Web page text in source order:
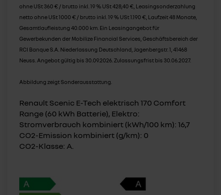
ohne USt 360 € / brutto inkl. 19 % USt 428,40 €, Leasingsonderzahlung
netto ohne USt 1000 € / brutto inkl. 19 % USt 1.190 €, Laufzeit 48 Monate,
Gesamtlaufleistung 40.000 km. Ein Leasingangebot für
Gewerbekunden der Mobilize Financial Services, Geschäftsbereich der
RCI Banque S.A. Niederlassung Deutschland, Jagenbergstr. 1, 41468
Neuss. Angebot gültig bis 30.09.2026. Zulassungsfrist bis 30.06.2027.
Abbildung zeigt Sonderausstattung.
Renault Scenic E-Tech elektrisch 170 Comfort
Range (60 kWh Batterie), Elektro:
Stromverbrauch kombiniert (kWh/100 km): 16,7
CO2-Emission kombiniert (g/km): 0
CO2-Klasse: A.